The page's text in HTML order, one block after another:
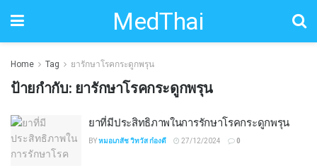
MedThai
Home Tag ยารักษาโรคกระดูกพรุน
ป้ายกำกับ: ยารักษาโรคกระดูกพรุน
ยาที่มีประสิทธิภาพในการรักษาโรคกระดูกพรุน
BYหมอเภสัช วิทวัส ก๋องดี 27/12/2024 0